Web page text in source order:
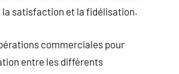
satisfaction et la fidélisation.
commerciales pour
entre les différents